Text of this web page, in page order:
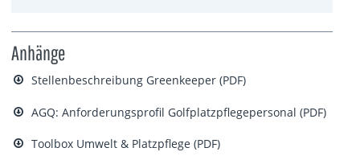
Anhänge
Stellenbeschreibung Greenkeeper (PDF)
AGQ: Anforderungsprofil Golfplatzpflegepersonal (PDF)
Toolbox Umwelt & Platzpflege (PDF)